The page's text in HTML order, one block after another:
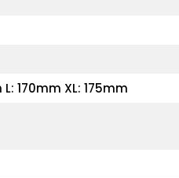
170mm XL: 175mm